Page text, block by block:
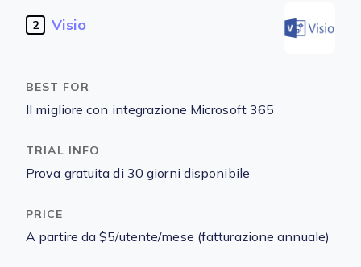
2 Visio
Il migliore con integrazione Microsoft 365
Prova gratuita di 30 giorni disponibile
A partire da $5/utente/mese (fatturazione annuale)